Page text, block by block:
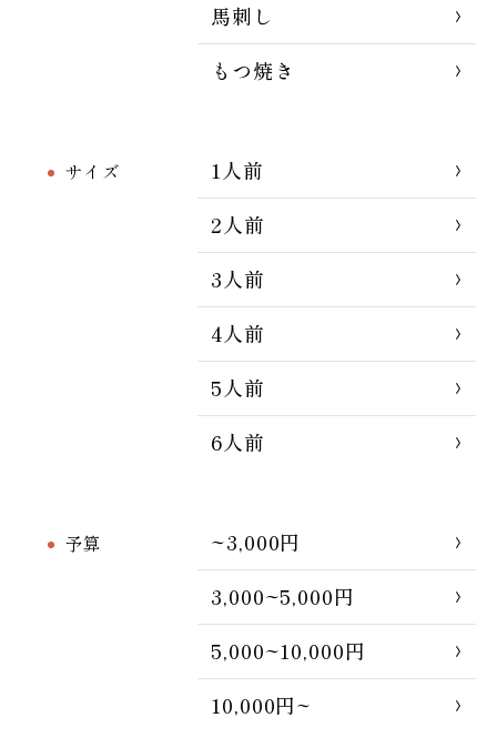
馬刺し
もつ焼き
サイズ
1人前
2人前
3人前
4人前
5人前
6人前
予算
~3,000円
3,000~5,000円
5,000~10,000円
10,000円~